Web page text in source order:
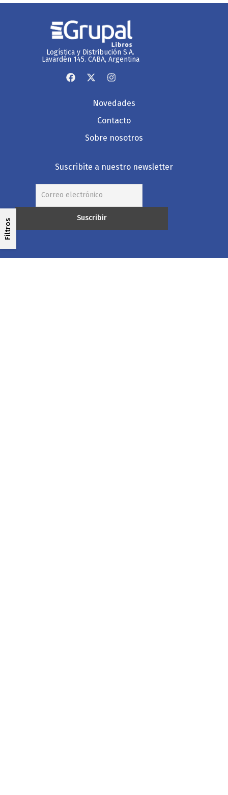
Filtros
Logística y Distribución S.A.
Lavardén 145. CABA, Argentina
Novedades
Contacto
Sobre nosotros
Suscribite a nuestro newsletter